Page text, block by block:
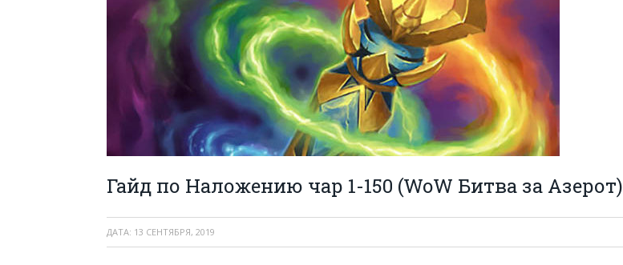
Гайд по Наложению чар 1-150 (WoW Битва за Азерот)
ДАТА: 13 СЕНТЯБРЯ, 2019